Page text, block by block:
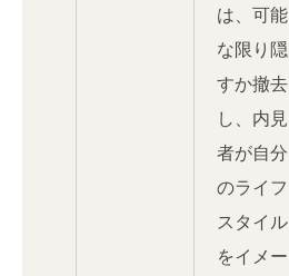
は、可能
な限り隠
すか撤去
し、内見
者が自分
のライフ
スタイル
をイメー